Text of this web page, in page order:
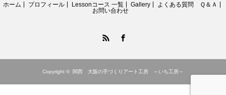
ホーム プロフィール Lessonコース 一覧 Gallery
よくある質問 Ｑ＆Ａ
お問い合わせ
Copyright © 関西 大阪の手づくりアート工房 ～いち工房～